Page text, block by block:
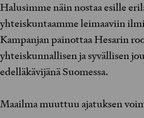
Halusimme näin nostaa esille
yhteiskuntaamme leimaaviin
Kampanjan painottaa Hesarin
yhteiskunnallisen ja syvällisen
edelläkävijänä Suomessa.
Maailma muuttuu ajatuksen